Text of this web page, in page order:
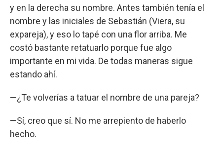
y en la derecha su nombre. Antes también tenía el
nombre y las iniciales de Sebastián (Viera, su
expareja), y eso lo tapé con una flor arriba. Me
costó bastante retatuarlo porque fue algo
importante en mi vida. De todas maneras sigue
estando ahí.
—¿Te volverías a tatuar el nombre de una pareja?
—Sí, creo que sí. No me arrepiento de haberlo
hecho.